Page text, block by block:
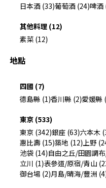
日本酒 (33)葡萄酒 (24)啤酒
其他料理 (12)
素菜 (12)
地點
四國 (7)
德島縣 (1)香川縣 (2)愛媛縣
東京 (533)
東京 (342)銀座 (63)六本木
惠比壽 (15)築地 (12) 上野
池袋 (14)自由之丘/田園調
立川 (1)表參道/原宿/青山
御台場 (2)月島/晴海/豐洲